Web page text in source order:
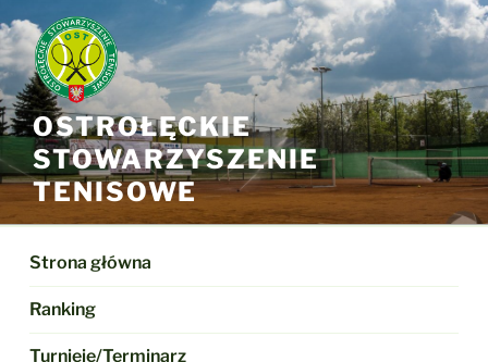
do
treści
OSTROŁĘCKIE
STOWARZYSZENIE
TENISOWE
Strona główna
Ranking
Turnieje/Terminarz